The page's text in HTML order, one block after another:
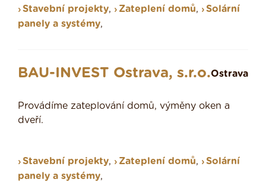
Stavební projekty, Zateplení domů,
Solární
panely a systémy,
BAU-INVEST Ostrava, s.r.o.Ostrava
Provádíme zateplování domů, výměny oken a
dveří.
Stavební projekty, Zateplení domů,
Solární
panely a systémy,